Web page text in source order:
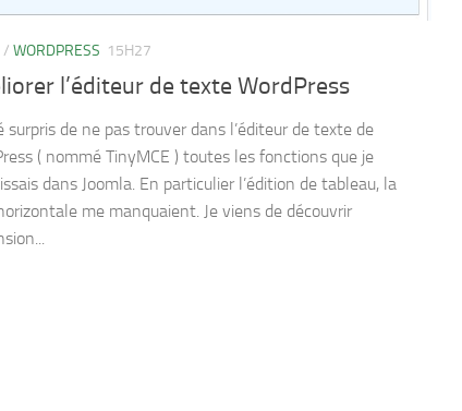
/ WORDPRESS 15H27
l’éditeur de texte WordPress
surpris de ne pas trouver dans l’éditeur de texte de
( nommé TinyMCE ) toutes les fonctions que je
dans Joomla. En particulier l’édition de tableau, la
me manquaient. Je viens de découvrir